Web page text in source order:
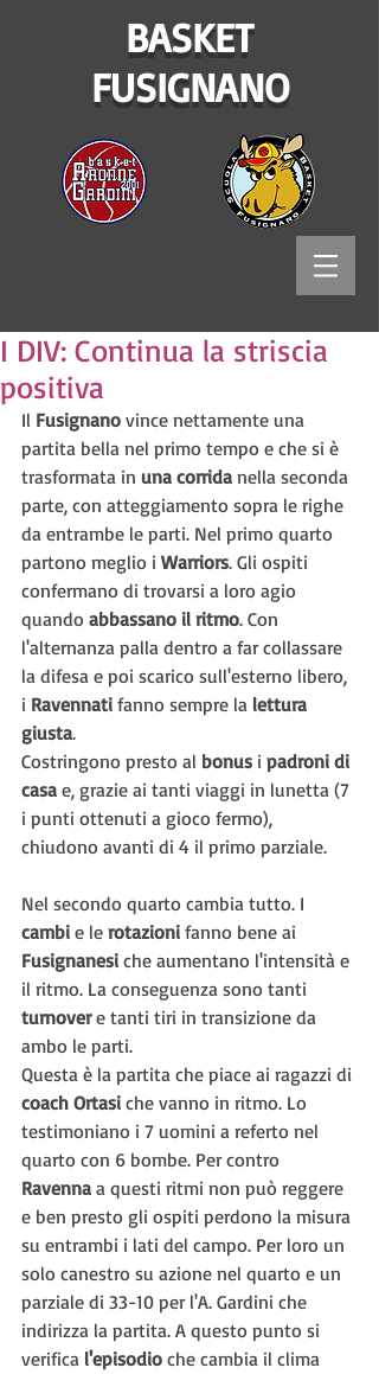
BASKET
FUSIGNANO
I DIV: Continua la striscia
positiva
Il Fusignano vince nettamente una
partita bella nel primo tempo e che si è
trasformata in una corrida nella seconda
parte, con atteggiamento sopra le righe
da entrambe le parti. Nel primo quarto
partono meglio i Warriors. Gli ospiti
confermano di trovarsi a loro agio
quando abbassano il ritmo. Con
l'alternanza palla dentro a far collassare
la difesa e poi scarico sull'esterno libero,
i Ravennati fanno sempre la lettura
giusta.
Costringono presto al bonus i padroni di
casa e, grazie ai tanti viaggi in lunetta (7
i punti ottenuti a gioco fermo),
chiudono avanti di 4 il primo parziale.
Nel secondo quarto cambia tutto. I
cambi e le rotazioni fanno bene ai
Fusignanesi che aumentano l'intensità e
il ritmo. La conseguenza sono tanti
turnover e tanti tiri in transizione da
ambo le parti.
Questa è la partita che piace ai ragazzi di
coach Ortasi che vanno in ritmo. Lo
testimoniano i 7 uomini a referto nel
quarto con 6 bombe. Per contro
Ravenna a questi ritmi non può reggere
e ben presto gli ospiti perdono la misura
su entrambi i lati del campo. Per loro un
solo canestro su azione nel quarto e un
parziale di 33-10 per l'A. Gardini che
indirizza la partita. A questo punto si
verifica l'episodio che cambia il clima